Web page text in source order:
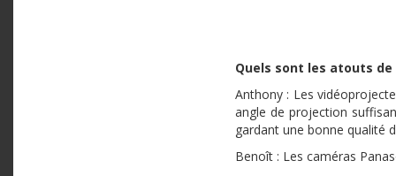
Quels sont les atouts
Anthony : Les
angle de projection
gardant une bonne qualité
Benoît : Les caméras